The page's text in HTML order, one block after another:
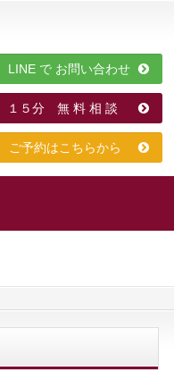
LINE で お問い合わせ
１５分 無 料 相 談
ご予約はこちらから